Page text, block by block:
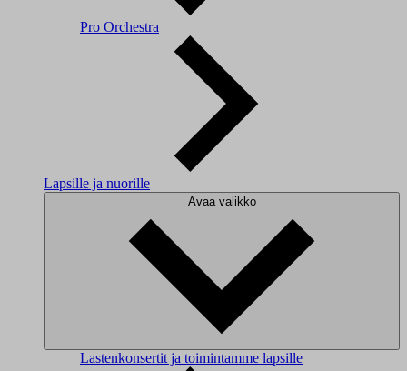
Pro Orchestra
Lapsille ja nuorille
Avaa valikko
Lastenkonsertit ja toimintamme lapsille